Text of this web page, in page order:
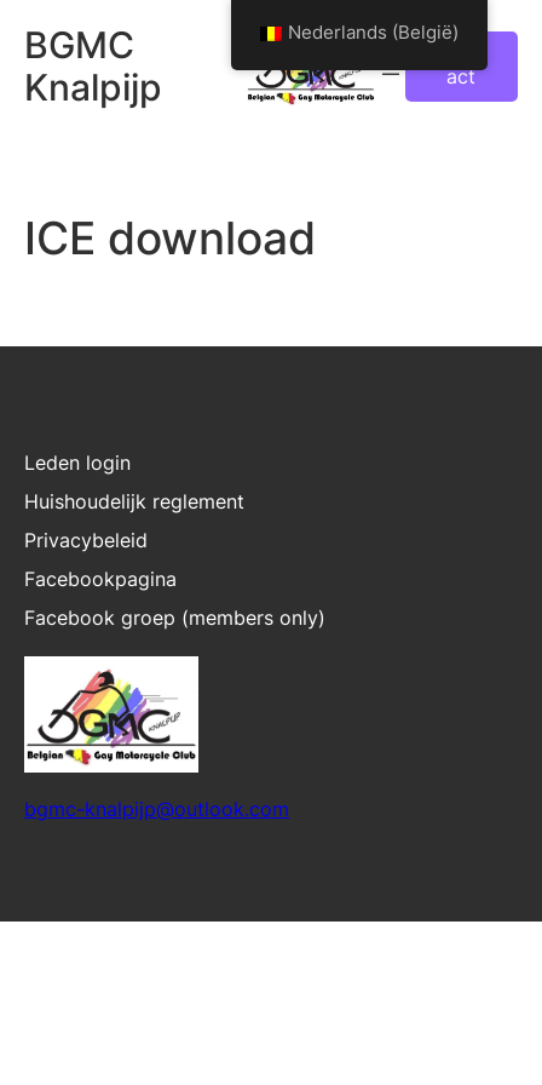
naarBGMC
Knalpijp
act
ICE download
Leden login
Huishoudelijk reglement
Privacybeleid
Facebookpagina
Facebook groep (members only)
bgmc-knalpijp@outlook.com
Nederlands (België)